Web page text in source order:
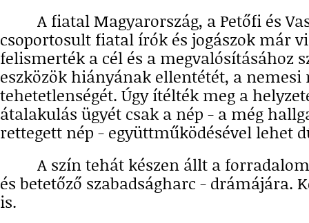
A fiatal Magyarország, a Petőfi és
csoportosult fiatal írók és jogászok már
felismerték a cél és a megvalósításához
eszközök hiányának ellentétét, a
tehetetlenségét. Úgy ítélték meg a
átalakulás ügyét csak a nép - a még
rettegett nép - együttműködésével lehet
A szín tehát készen állt a forradalom
és betetőző szabadságharc - drámájára.
is.